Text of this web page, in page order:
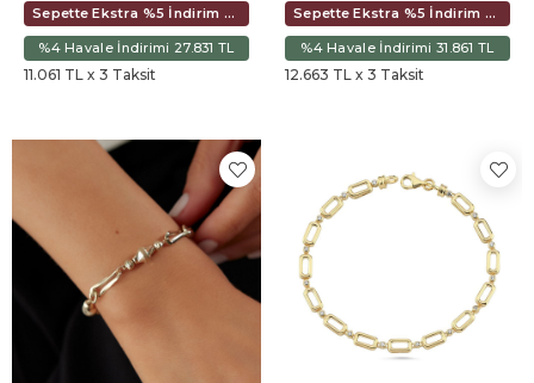
Sepette Ekstra %5 İndirim 28.991 TL
%4 Havale İndirimi 27.831 TL
11.061 TL x 3 Taksit
Sepette Ekstra %5 İndirim 33.189 TL
%4 Havale İndirimi 31.861 TL
12.663 TL x 3 Taksit